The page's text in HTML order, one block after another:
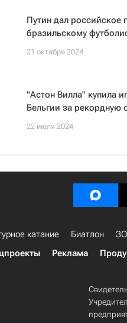
Путин дал российское
бразильскому
21 октября 2024
"Астон Вилла" купила
Бельгии за рекордную
22 июля 2024
катание Биатлон
Реклама